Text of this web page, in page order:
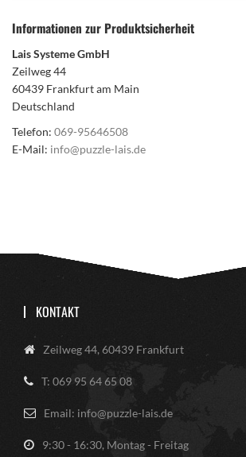
Informationen zur Produktsicherheit
Lais Systeme GmbH
Zeilweg 44
60439 Frankfurt am Main
Deutschland
Telefon: 069-95646508
E-Mail: info@puzzle-lais.de
KONTAKT
Zeilweg 44, 60439 Frankfurt
T: 069 95 64 65 08
Email: info@puzzle-lais.de
9:30 - 16:30, Montag - Freitag